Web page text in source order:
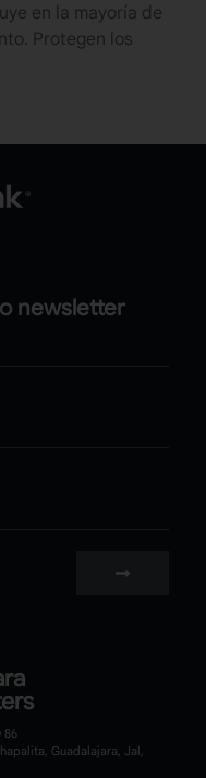
en la mayoría de
Protegen los
newsletter
86
Guadalajara, Jal,